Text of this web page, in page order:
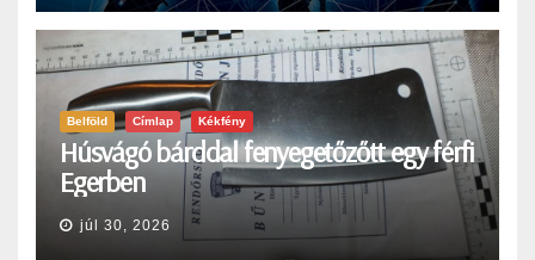
Belföld Címlap Kékfény
Húsvágó bárddal fenyegetőzőtt egy férfi
Egerben
júl 30, 2026